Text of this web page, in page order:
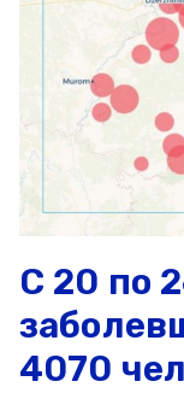
С 20 по
4070